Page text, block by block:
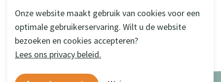
Onze website maakt gebruik van cookies voor een
optimale gebruikerservaring. Wilt u de website
bezoeken en cookies accepteren?
Lees ons privacy beleid.
Disclaimer
Privacy
Cookie instellingen
Ontwikkeld doora&m impact